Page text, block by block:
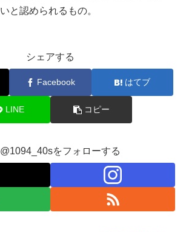
と認められるもの。
シェアする
Facebook はてブ
LINE コピー
をフォローする